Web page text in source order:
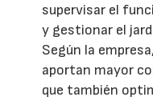
supervisar el
y gestionar el
Según la
aportan mayor
que también